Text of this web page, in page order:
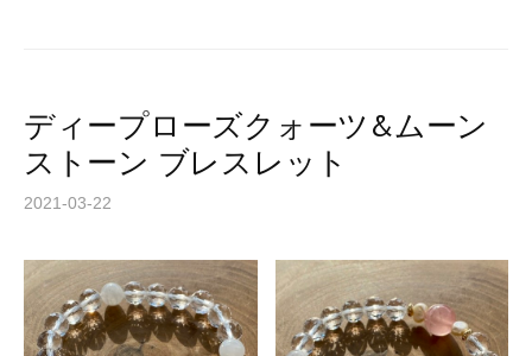
ディープローズクォーツ&ムーン
ストーン ブレスレット
2021-03-22